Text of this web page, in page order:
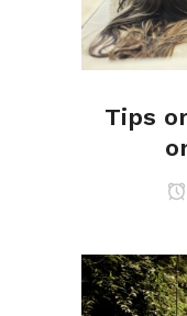
Tips